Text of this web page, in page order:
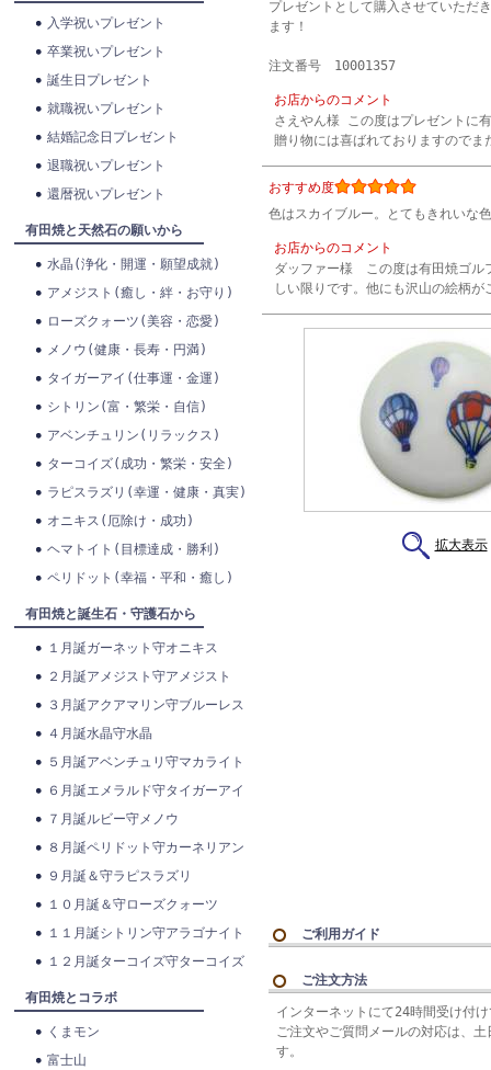
入学祝いプレゼント
卒業祝いプレゼント
誕生日プレゼント
就職祝いプレゼント
結婚記念日プレゼント
退職祝いプレゼント
還暦祝いプレゼント
有田焼と天然石の願いから
水晶(浄化・開運・願望成就)
アメジスト(癒し・絆・お守り)
ローズクォーツ(美容・恋愛)
メノウ(健康・長寿・円満)
タイガーアイ(仕事運・金運)
シトリン(富・繁栄・自信)
アベンチュリン(リラックス)
ターコイズ(成功・繁栄・安全)
ラピスラズリ(幸運・健康・真実)
オニキス(厄除け・成功)
ヘマトイト(目標達成・勝利)
ペリドット(幸福・平和・癒し)
有田焼と誕生石・守護石から
１月誕ガーネット守オニキス
２月誕アメジスト守アメジスト
３月誕アクアマリン守ブルーレス
４月誕水晶守水晶
５月誕アベンチュリ守マカライト
６月誕エメラルド守タイガーアイ
７月誕ルビー守メノウ
８月誕ペリドット守カーネリアン
９月誕＆守ラピスラズリ
１０月誕＆守ローズクォーツ
１１月誕シトリン守アラゴナイト
１２月誕ターコイズ守ターコイズ
有田焼とコラボ
くまモン
富士山
プレゼントとして購入させていただ
ます！
注文番号 10001357
お店からのコメント
さえやん様 この度はプレゼントに
贈り物には喜ばれておりますので
おすすめ度
色はスカイブルー。とてもきれいな
お店からのコメント
ダッファー様 この度は有田焼ゴル
しい限りです。他にも沢山の絵柄
拡大表示
ご利用ガイド
ご注文方法
インターネットにて24時間受け付
ご注文やご質問メールの対応は、
す。